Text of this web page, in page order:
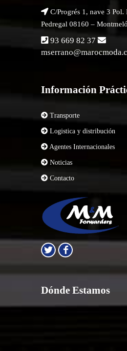
C/Progrés 1, nave 3 Pol.
Pedregal 08160 –
93 669 82 37
Información
Transporte
Logistica y distribución
Agentes Internacionales
Noticias
Contacto
Dónde Estamos